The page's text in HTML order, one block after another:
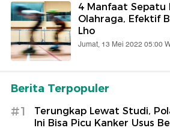
4 Manfaat Sepatu
Olahraga, Efektif
Lho
Jumat, 13 Mei 2022 05:00
Berita Terpopuler
#1
Terungkap Lewat Studi,
Ini Bisa Picu Kanker Usus